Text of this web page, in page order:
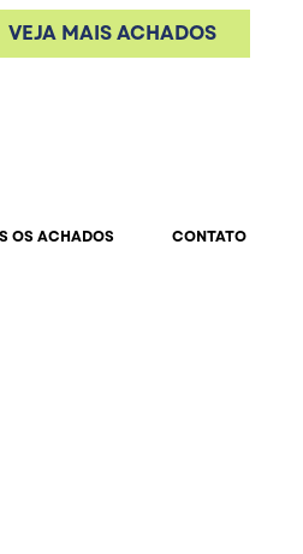
VEJA MAIS ACHADOS
OS ACHADOS CONTATO